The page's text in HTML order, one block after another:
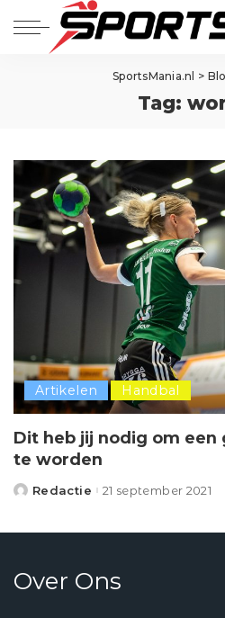
SportsMania.nl >
Tag:
Artikelen Handbal
Dit heb jij nodig om een
te worden
Posted
Redactie 21 september 2021
Over Ons